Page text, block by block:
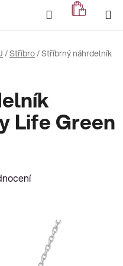
Hledat
KOŠÍK
/Stříbro/Stříbrný náhrdelník
Life Green